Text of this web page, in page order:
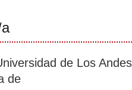
de Los
de